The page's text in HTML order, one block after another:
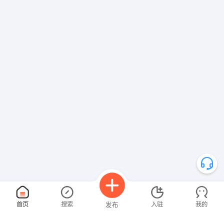
首页 搜索 发布 入驻 我的